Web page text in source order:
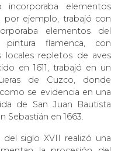
elementos
por ejemplo, trabajó con
elementos del
flamenca, con
locales repletos de aves
en 1611, trabajó en un
de Cuzco, donde
se evidencia en una
de San Juan Bautista
Sebastián en 1663.
siglo XVII realizó una